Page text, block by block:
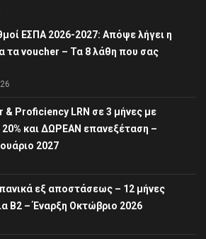
ΕΣΠΑ 2026-2027: Απόψε λήγει η
τα voucher – Τα 8 λάθη που σας
& Proficiency LRN σε 3 μήνες με
και ΔΩΡΕΑΝ επανεξέταση –
2027
εξ αποστάσεως – 12 μήνες
B2 – Έναρξη Οκτώβριο 2026